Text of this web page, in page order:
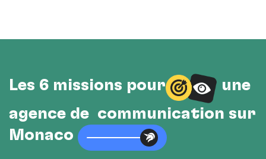
Les 6 missions pour
une
agence de communication sur
Monaco